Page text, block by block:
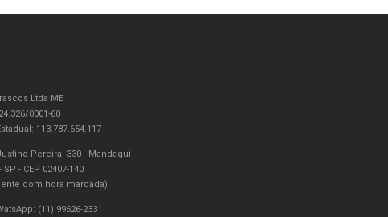
Ltda ME
0001-60
113.787.654.117
Pereira, 330 - Mandaqui
- CEP 02407-140
com hora marcada)
(11) 99626-2331